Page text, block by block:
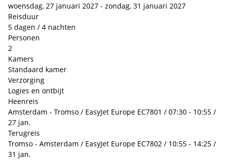
woensdag, 27 januari 2027 - zondag, 31 januari 2027
Reisduur
5 dagen / 4 nachten
Personen
2
Kamers
Standaard kamer
Verzorging
Logies en ontbijt
Heenreis
Amsterdam - Tromso / EasyJet Europe EC7801 / 07:30 - 10:55 /
27 jan.
Terugreis
Tromso - Amsterdam / EasyJet Europe EC7802 / 10:55 - 14:25 /
31 jan.